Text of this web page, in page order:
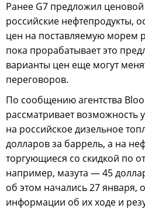
Ранее G7 предложил
российские нефтепродукты,
цен на поставляемую морем
пока прорабатывает это
варианты цен еще могут
переговоров.
По сообщению агентства
рассматривает возможность
на российское дизельное
долларов за баррель, а на
торгующиеся со скидкой по
например, мазута — 45
об этом начались 27 января,
информации об их ходе и